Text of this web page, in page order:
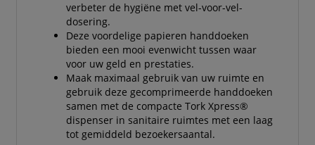
verbeter de hygiëne met vel-voor-vel-
dosering.
Deze voordelige papieren handdoeken
bieden een mooi evenwicht tussen waar
voor uw geld en prestaties.
Maak maximaal gebruik van uw ruimte en
gebruik deze gecomprimeerde handdoeken
samen met de compacte Tork Xpress®
dispenser in sanitaire ruimtes met een laag
tot gemiddeld bezoekersaantal.